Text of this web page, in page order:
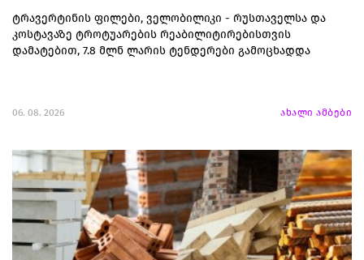
ტრავერტინის ფილები, ველობილიკი - რუსთაველსა და
კოსტავაზე ტროტუარების რეაბილიტირებისთვის
დამატებით, 7.8 მლნ ლარის ტენდერები გამოცხადდა
06. 08. 2026 ახალი ამბები